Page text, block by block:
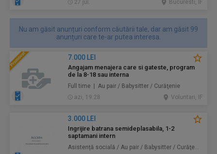
27 jul.
Bucuresti, IF
Nu am găsit anunțuri conform căutării tale, dar am găsit 99
anunțuri care te-ar putea interesa.
7.000 LEI
Angajam menajera care si gateste, program
de la 8-18 sau interna
Full time | Au pair / Babysitter / Curăţenie
azi, 19:28
Voluntari, IF
3.000 LEI
Ingrijire batrana semideplasabila, 1-2
saptamani intern
Asistență socială / Au pair / Babysitter / Curăţenie / Prestări servicii